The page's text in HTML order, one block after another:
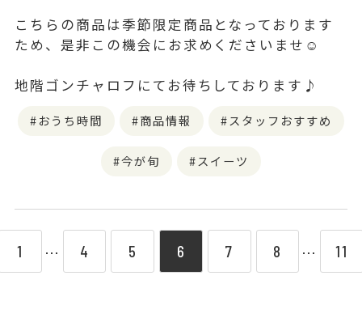
こちらの商品は季節限定商品となっております
ため、是非この機会にお求めくださいませ☺️
地階ゴンチャロフにてお待ちしております♪
おうち時間 商品情報 スタッフおすすめ
今が旬 スイーツ
1 ⋯ 4 5 6 7 8 ⋯ 11